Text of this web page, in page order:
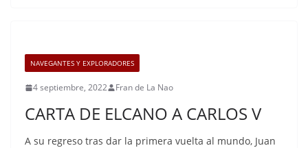
NAVEGANTES Y EXPLORADORES
4 septiembre, 2022 Fran de La Nao
CARTA DE ELCANO A CARLOS V
A su regreso tras dar la primera vuelta al mundo, Juan